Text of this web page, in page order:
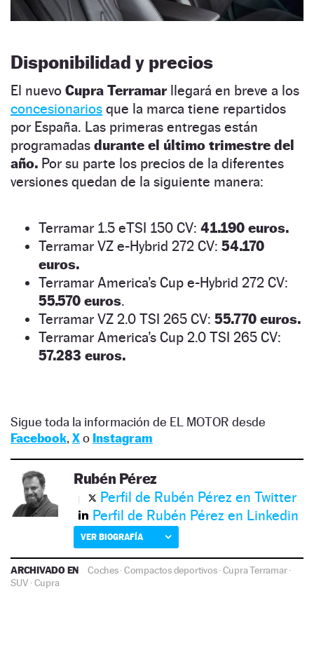
Disponibilidad y precios
El nuevo Cupra Terramarllegará en breve a los
concesionarios que la marca tiene repartidos
por España. Las primeras entregas están
programadas durante el último trimestre del
año. Por su parte los precios de la diferentes
versiones quedan de la siguiente manera:
Terramar 1.5 eTSI 150 CV: 41.190 euros.
Terramar VZ e-Hybrid 272 CV: 54.170
euros.
Terramar America’s Cup e-Hybrid 272 CV:
55.570 euros.
Terramar VZ 2.0 TSI 265 CV: 55.770 euros.
Terramar America’s Cup 2.0 TSI 265 CV:
57.283 euros.
Sigue toda la información de EL MOTOR desde
Facebook, Xo Instagram
Rubén Pérez
Perfil de Rubén Pérez en Twitter
Perfil de Rubén Pérez en Linkedin
VER BIOGRAFÍA
ARCHIVADO EN Coches·Compactos deportivos·Cupra Terramar·
SUV ·Cupra